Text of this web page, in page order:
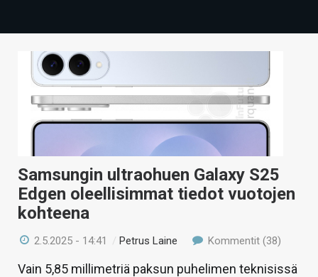
TECHBBS
TIETOA
HINTA.FI
KAUPPA
VAIHDA TEEMA
Samsungin ultraohuen Galaxy S25
Edgen oleellisimmat tiedot vuotojen
kohteena
2.5.2025 - 14:41 /Petrus Laine Kommentit (38)
Vain 5,85 millimetriä paksun puhelimen teknisissä